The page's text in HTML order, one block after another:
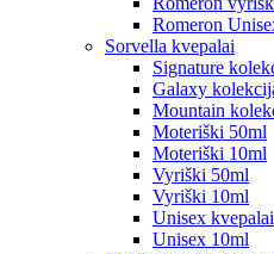
Romeron
Sorvella kvepalai
Signature
Galaxy
Mountain
Moteriški 50ml
Moteriški 10ml
Vyriški 50ml
Vyriški 10ml
Unisex kvepalai
Unisex 10ml